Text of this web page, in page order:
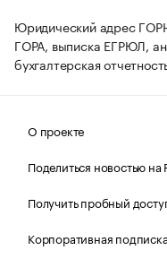
Юридический адрес
ГОРА, выписка ЕГРЮЛ,
бухгалтерская
О проекте
Поделиться новостью на
Получить пробный
Корпоративная